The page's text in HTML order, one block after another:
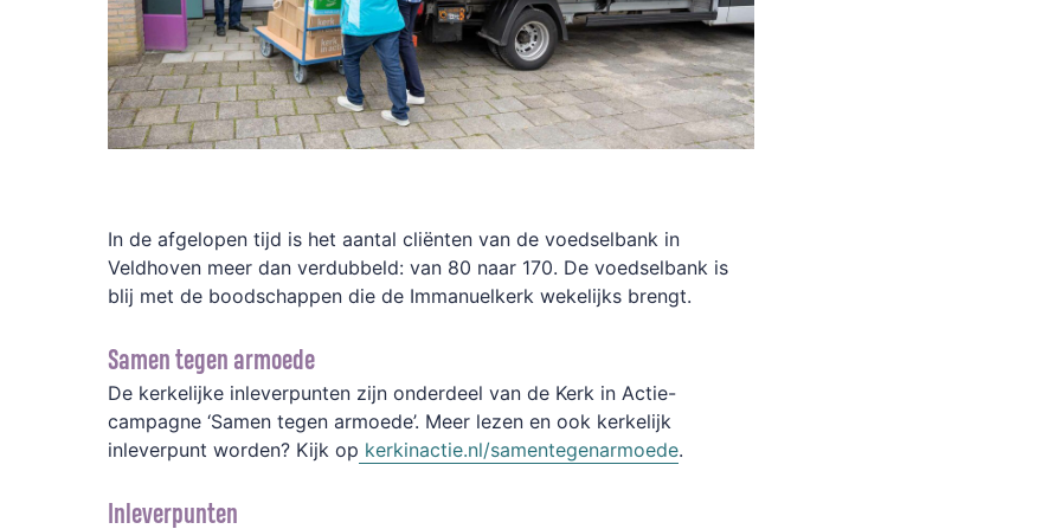
In de afgelopen tijd is het aantal cliënten van de voedselbank in
Veldhoven meer dan verdubbeld: van 80 naar 170. De voedselbank is
blij met de boodschappen die de Immanuelkerk wekelijks brengt.
Samen tegen armoede
De kerkelijke inleverpunten zijn onderdeel van de Kerk in Actie-
campagne ‘Samen tegen armoede’. Meer lezen en ook kerkelijk
inleverpunt worden? Kijk op kerkinactie.nl/samentegenarmoede.
Inleverpunten